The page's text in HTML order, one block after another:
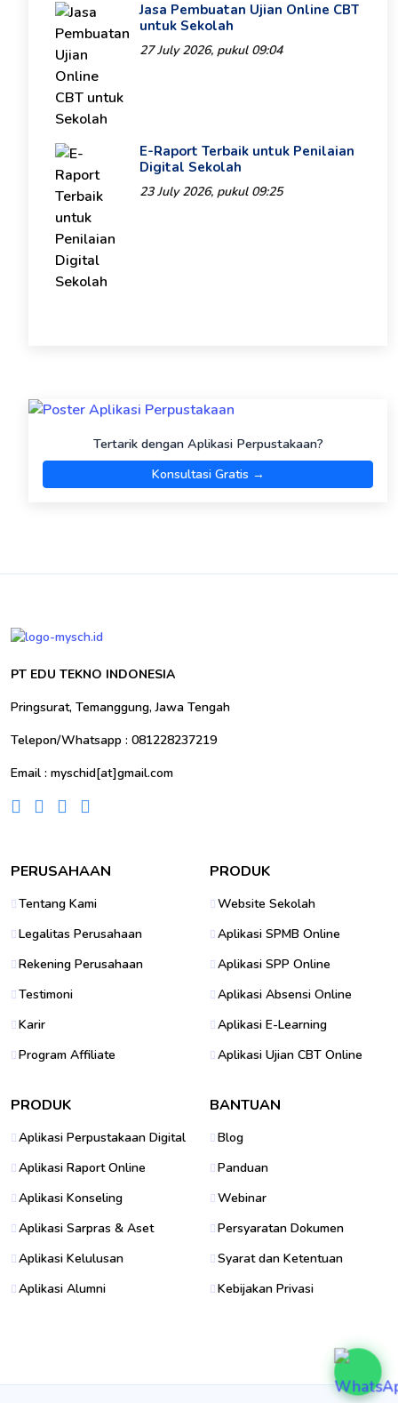
Jasa Pembuatan Ujian Online CBT
untuk Sekolah
27 July 2026, pukul 09:04
E-Raport Terbaik untuk Penilaian
Digital Sekolah
23 July 2026, pukul 09:25
Tertarik dengan Aplikasi Perpustakaan?
Konsultasi Gratis →
PT EDU TEKNO INDONESIA
Pringsurat, Temanggung, Jawa Tengah
Telepon/Whatsapp : 081228237219
Email : myschid[at]gmail.com
PERUSAHAAN
Tentang Kami
Legalitas Perusahaan
Rekening Perusahaan
Testimoni
Karir
Program Affiliate
PRODUK
Website Sekolah
Aplikasi SPMB Online
Aplikasi SPP Online
Aplikasi Absensi Online
Aplikasi E-Learning
Aplikasi Ujian CBT Online
PRODUK
Aplikasi Perpustakaan Digital
Aplikasi Raport Online
Aplikasi Konseling
Aplikasi Sarpras & Aset
Aplikasi Kelulusan
Aplikasi Alumni
BANTUAN
Blog
Panduan
Webinar
Persyaratan Dokumen
Syarat dan Ketentuan
Kebijakan Privasi